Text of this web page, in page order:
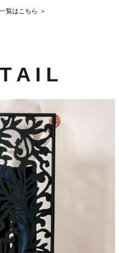
覧はこちら ＞
A I L